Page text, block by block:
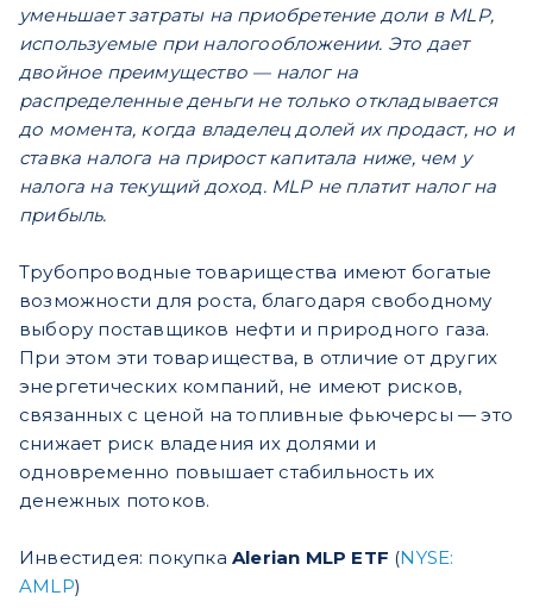
уменьшает затраты на приобретение доли в MLP,
используемые при налогообложении. Это дает
двойное преимущество — налог на
распределенные деньги не только откладывается
до момента, когда владелец долей их продаст, но и
ставка налога на прирост капитала ниже, чем у
налога на текущий доход. MLP не платит налог на
прибыль.
Трубопроводные товарищества имеют богатые
возможности для роста, благодаря свободному
выбору поставщиков нефти и природного газа.
При этом эти товарищества, в отличие от других
энергетических компаний, не имеют рисков,
связанных с ценой на топливные фьючерсы — это
снижает риск владения их долями и
одновременно повышает стабильность их
денежных потоков.
Инвестидея: покупка Alerian MLP ETF (NYSE:
AMLP)